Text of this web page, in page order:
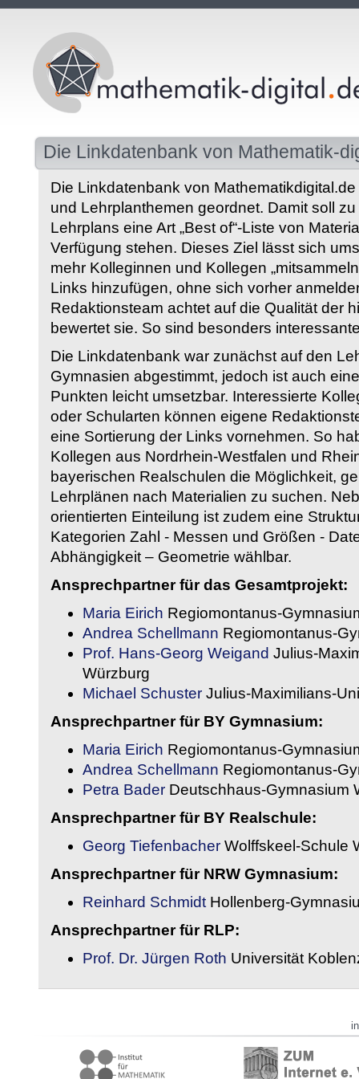
Die Linkdatenbank von Mathematik-
Die Linkdatenbank von
und Lehrplanthemen geordnet. Damit soll
Lehrplans eine Art „Best of“-Liste von
Verfügung stehen. Dieses Ziel lässt sich
mehr Kolleginnen und Kollegen
Links hinzufügen, ohne sich vorher
Redaktionsteam achtet auf die Qualität der
bewertet sie. So sind besonders
Die Linkdatenbank war zunächst auf den
Gymnasien abgestimmt, jedoch ist auch
Punkten leicht umsetzbar. Interessierte
oder Schularten können eigene
eine Sortierung der Links vornehmen. So
Kollegen aus Nordrhein-Westfalen und
bayerischen Realschulen die Möglichkeit,
Lehrplänen nach Materialien zu suchen.
orientierten Einteilung ist zudem eine
Kategorien Zahl - Messen und Größen -
Abhängigkeit – Geometrie wählbar.
Ansprechpartner für das Gesamtprojekt:
Maria Eirich Regiomontanus-
Andrea Schellmann Regiomontanus-
Prof. Hans-Georg Weigand Julius-
Würzburg
Michael Schuster Julius-Maximilians-
Ansprechpartner für BY Gymnasium:
Maria Eirich Regiomontanus-
Andrea Schellmann Regiomontanus-
Petra Bader Deutschhaus-Gymnasium
Ansprechpartner für BY Realschule:
Georg Tiefenbacher Wolffskeel-Schule
Ansprechpartner für NRW Gymnasium:
Reinhard Schmidt Hollenberg-
Ansprechpartner für RLP:
Prof. Dr. Jürgen Roth Universität